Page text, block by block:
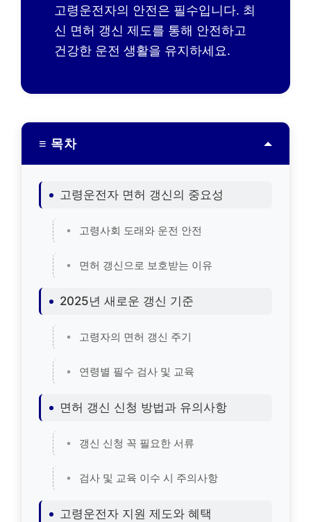
고령운전자의 안전은 필수입니다. 최
신 면허 갱신 제도를 통해 안전하고
건강한 운전 생활을 유지하세요.
≡ 목차
고령운전자 면허 갱신의 중요성
고령사회 도래와 운전 안전
면허 갱신으로 보호받는 이유
2025년 새로운 갱신 기준
고령자의 면허 갱신 주기
연령별 필수 검사 및 교육
면허 갱신 신청 방법과 유의사항
갱신 신청 꼭 필요한 서류
검사 및 교육 이수 시 주의사항
고령운전자 지원 제도와 혜택